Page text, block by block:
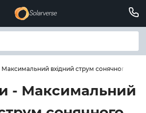
Максимальний вхідний струм сонячного поля
- Максимальний